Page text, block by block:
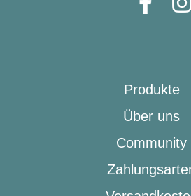
Produkte
Über uns
Community